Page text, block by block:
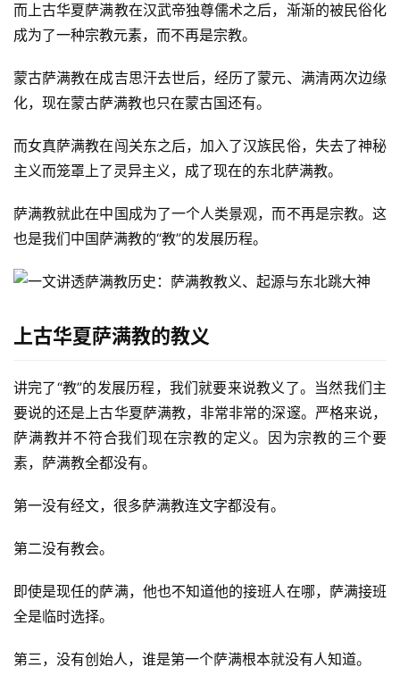
而上古华夏萨满教在汉武帝独尊儒术之后，渐渐的被民俗化
成为了一种宗教元素，而不再是宗教。
蒙古萨满教在成吉思汗去世后，经历了蒙元、满清两次边缘
化，现在蒙古萨满教也只在蒙古国还有。
而女真萨满教在闯关东之后，加入了汉族民俗，失去了神秘
主义而笼罩上了灵异主义，成了现在的东北萨满教。
萨满教就此在中国成为了一个人类景观，而不再是宗教。这
也是我们中国萨满教的“教”的发展历程。
上古华夏萨满教的教义
讲完了“教”的发展历程，我们就要来说教义了。当然我们主
要说的还是上古华夏萨满教，非常非常的深邃。严格来说，
萨满教并不符合我们现在宗教的定义。因为宗教的三个要
素，萨满教全都没有。
第一没有经文，很多萨满教连文字都没有。
第二没有教会。
即使是现任的萨满，他也不知道他的接班人在哪，萨满接班
全是临时选择。
第三，没有创始人，谁是第一个萨满根本就没有人知道。